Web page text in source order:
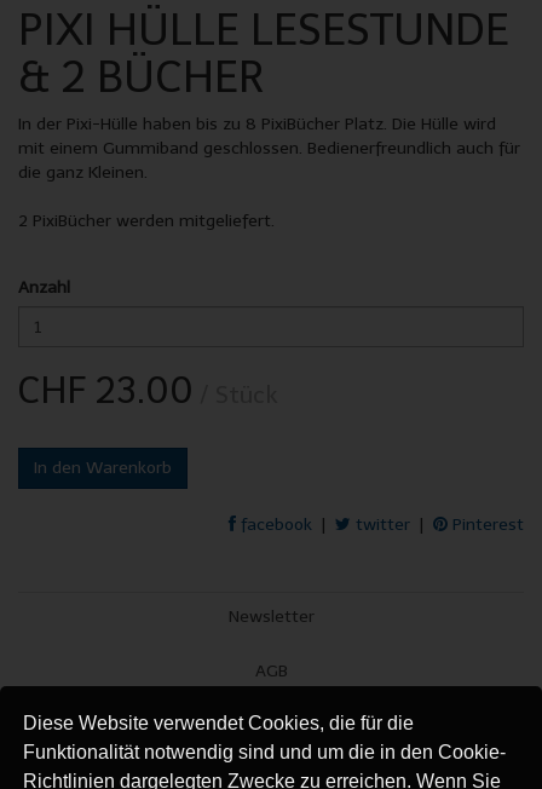
Diese Website verwendet Cookies, die für die
Funktionalität notwendig sind und um die in den Cookie-
Richtlinien dargelegten Zwecke zu erreichen. Wenn Sie
PIXI HÜLLE LESESTUNDE
& 2 BÜCHER
In der Pixi-Hülle haben bis zu 8 PixiBücher Platz. Die Hülle wird
mit einem Gummiband geschlossen. Bedienerfreundlich auch für
die ganz Kleinen.
2 PixiBücher werden mitgeliefert.
Anzahl
CHF 23.00
In den Warenkorb
facebook | twitter | Pinterest
Newsletter
AGB
Impressum
Versand